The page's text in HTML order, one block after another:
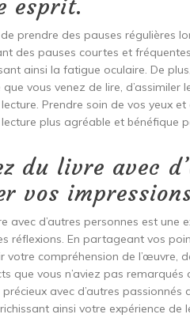
esprit.
prendre des pauses régulières
des pauses courtes et
ainsi la fatigue oculaire. De
que vous venez de lire,
Prendre soin de vos yeux
plus agréable et bénéfique
du livre avec
vos
avec d’autres personnes est
réflexions. En partageant vos
votre compréhension de l’œuvre,
que vous n’aviez pas
précieux avec d’autres
ainsi votre expérience de